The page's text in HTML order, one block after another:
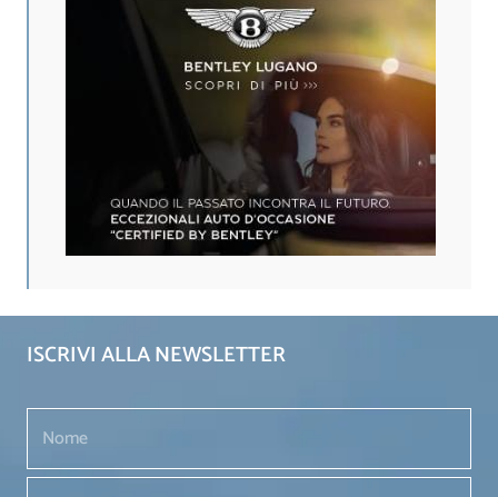
ISCRIVI ALLA NEWSLETTER